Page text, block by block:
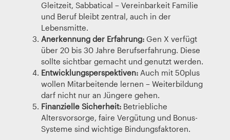
Gleitzeit, Sabbatical – Vereinbarkeit Familie
und Beruf bleibt zentral, auch in der
Lebensmitte.
Anerkennung der Erfahrung: Gen X verfügt
über 20 bis 30 Jahre Berufserfahrung. Diese
sollte sichtbar gemacht und genutzt werden.
Entwicklungsperspektiven: Auch mit 50plus
wollen Mitarbeitende lernen – Weiterbildung
darf nicht nur an Jüngere gehen.
Finanzielle Sicherheit: Betriebliche
Altersvorsorge, faire Vergütung und Bonus-
Systeme sind wichtige Bindungsfaktoren.